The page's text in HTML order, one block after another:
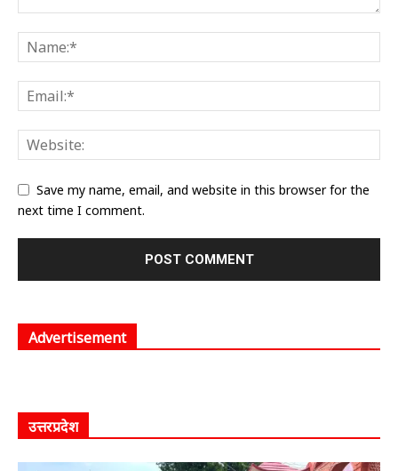
Save my name, email, and website in this browser for the
next time I comment.
Advertisement
उत्तरप्रदेश